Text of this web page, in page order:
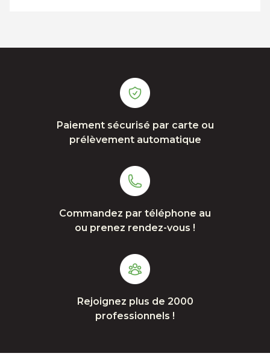
Paiement sécurisé par carte ou
prélèvement automatique
Commandez par téléphone au
ou prenez rendez-vous !
Rejoignez plus de 2000
professionnels !